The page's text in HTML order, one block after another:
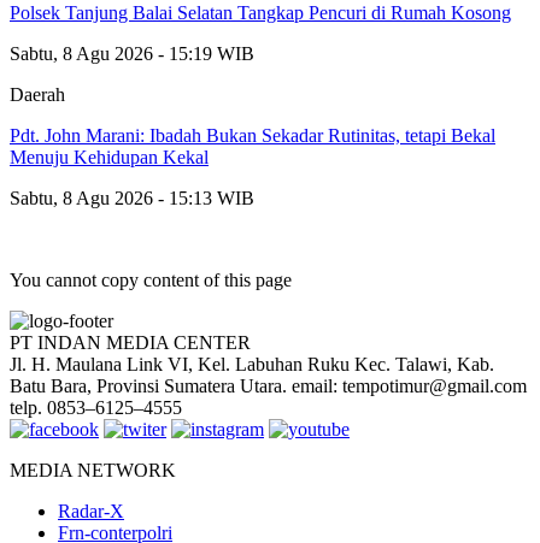
Polsek Tanjung Balai Selatan Tangkap Pencuri di Rumah Kosong
Sabtu, 8 Agu 2026 - 15:19 WIB
Daerah
Pdt. John Marani: Ibadah Bukan Sekadar Rutinitas, tetapi Bekal
Menuju Kehidupan Kekal
Sabtu, 8 Agu 2026 - 15:13 WIB
You cannot copy content of this page
PT INDAN MEDIA CENTER
Jl. H. Maulana Link VI, Kel. Labuhan Ruku Kec. Talawi, Kab.
Batu Bara, Provinsi Sumatera Utara. email: tempotimur@gmail.com
telp. 0853–6125–4555
MEDIA NETWORK
Radar-X
Frn-conterpolri